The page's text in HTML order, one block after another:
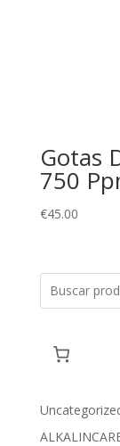
Gotas
750
€45.00